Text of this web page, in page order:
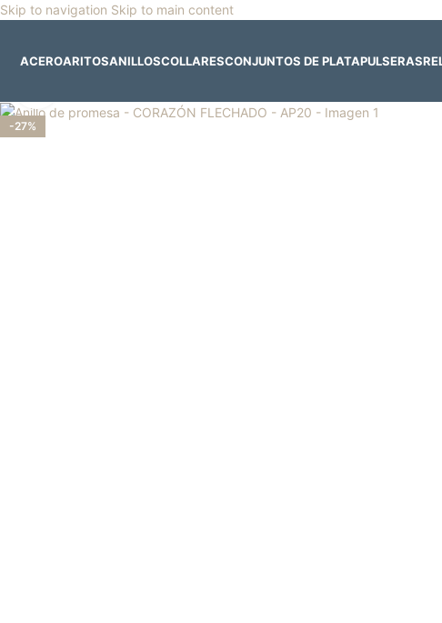
Skip to navigation Skip to main content
ACEROARITOSANILLOSCOLLARESCONJUNTOS DE PLATAPULSERAS
-27%